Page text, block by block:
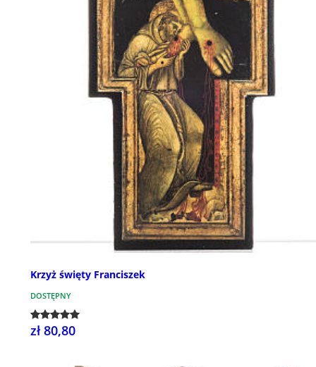
Krzyż święty Franciszek
DOSTĘPNY
zł 80,80